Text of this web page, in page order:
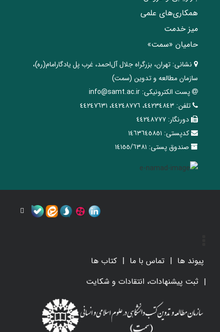
همکاری‌های علمی
میز خدمت
حامیان «سمت»
نشانی: تهران، ‌بزرگراه ‌جلال آل‌احمد، غرب پل يادگار‌امام(ره)‌،
سازمان مطالعه و تدوین‌ (سمت)
پست الکترونیکی: info@samt.ac.ir
تلفن: ٤٤٢٣٤٨٤٣، ٤٤٢٤٨٧٧٦، ٤٤٢٤٧٦٣١
دورنگار: ٤٤٢٤٨٧٧٧
کدپستی: ١٤٦٣٦٤٥٨٥١
صندوق پستی: ١٤١٥٥/٦٣٨١
پیوند ها تماس با ما
کتاب ها
ثبت پیشنهادات، انتقادات و شکایت